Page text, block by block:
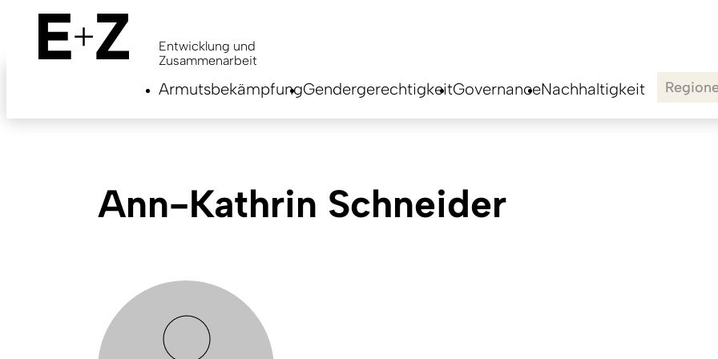
content
Entwicklung und
Zusammenarbeit
ArmutsbekämpfungGendergerechtigkeitGovernanceNachhaltigkeit
Ann-Kathrin Schneider